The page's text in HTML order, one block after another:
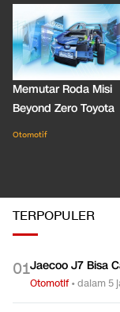
Memutar Roda Misi
Beyond Zero Toyota
Otomotif
TERPOPULER
01Jaecoo J7 Bisa
Otomotif•dalam 5